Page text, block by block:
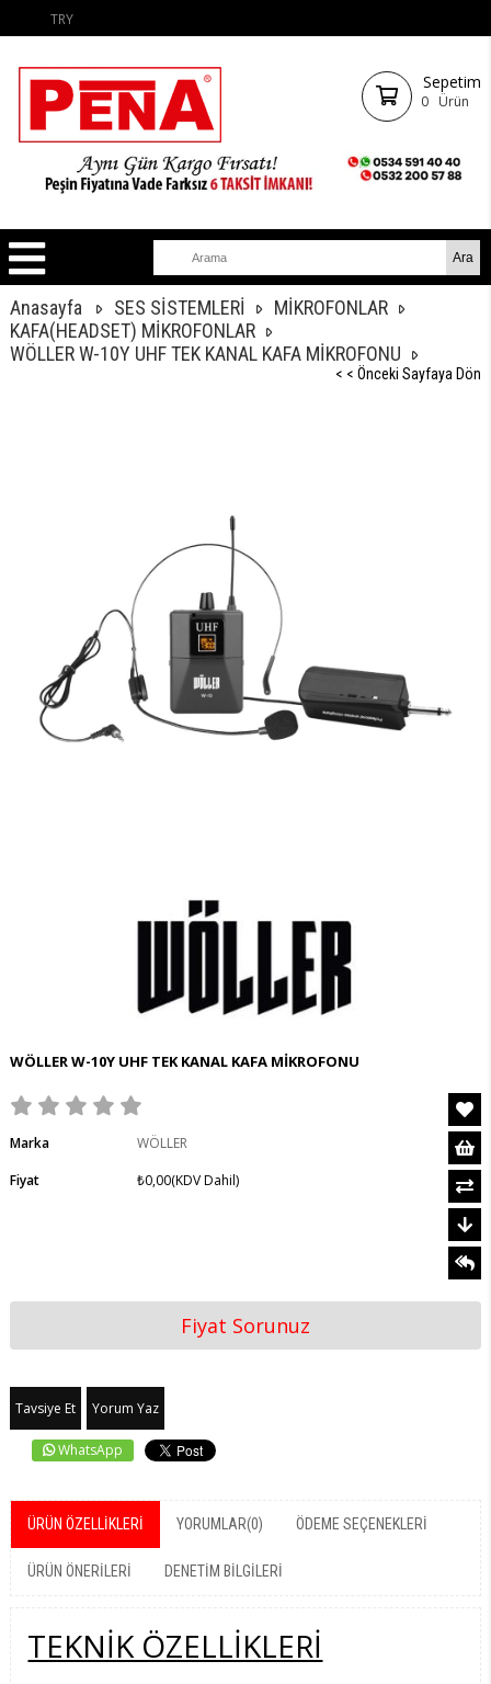
TRY
Sepetim
0 Ürün
Anasayfa SES SİSTEMLERİ
MİKROFONLAR
KAFA(HEADSET) MİKROFONLAR
WÖLLER W-10Y UHF TEK KANAL KAFA MİKROFONU
< < Önceki Sayfaya Dön
WÖLLER W-10Y UHF TEK KANAL KAFA MİKROFONU
Marka
WÖLLER
Fiyat
₺0,00(KDV Dahil)
Fiyat Sorunuz
Tavsiye Et Yorum Yaz
WhatsApp
ÜRÜN ÖZELLIKLERI YORUMLAR(0) ÖDEME SEÇENEKLERI
ÜRÜN ÖNERILERI DENETIM BILGILERI
TEKNİK ÖZELLİKLERİ